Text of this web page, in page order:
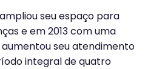
seu espaço para
e em 2013 com uma
seu atendimento
integral de quatro